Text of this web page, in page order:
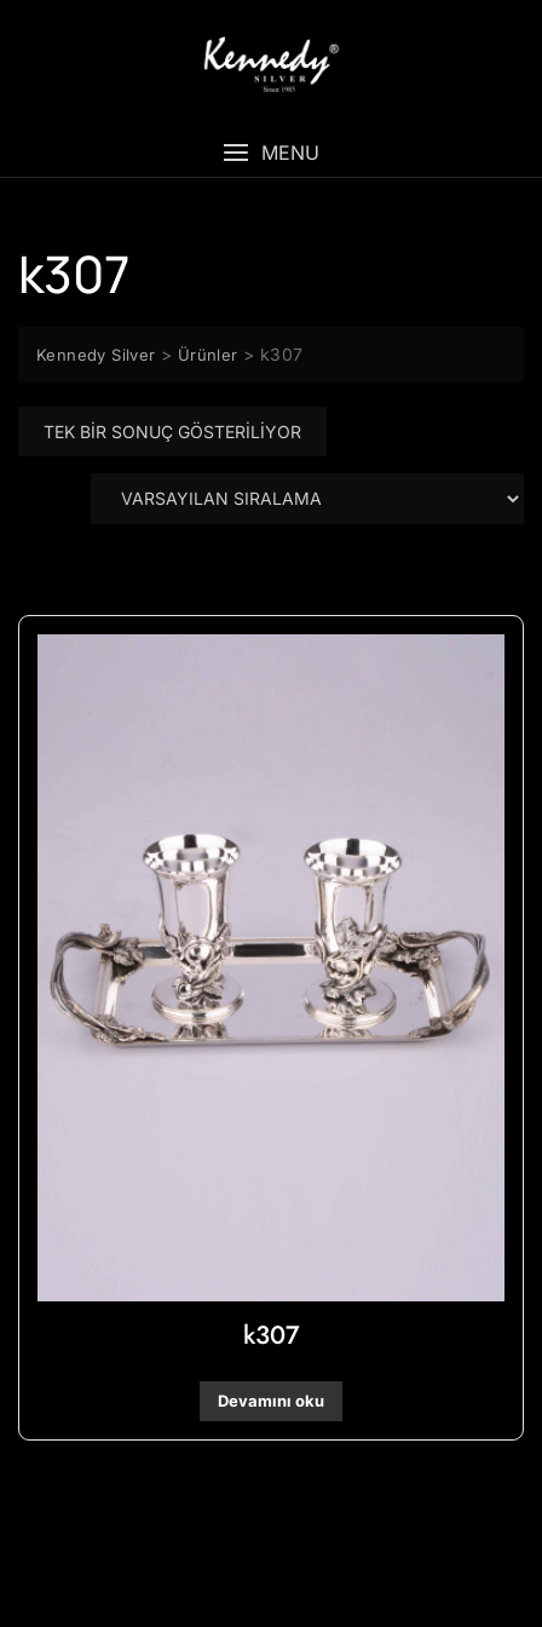
MENU
k307
Kennedy Silver > Ürünler > k307
TEK BIR SONUÇ GÖSTERILIYOR
k307
Devamını oku